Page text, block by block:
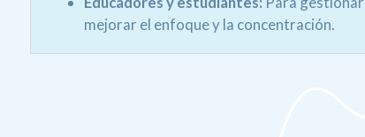
mejorar el enfoque y la concentración.